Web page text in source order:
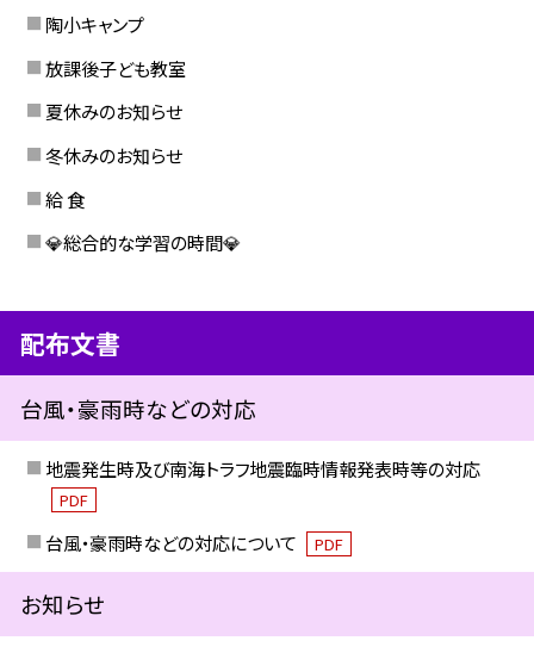
陶小キャンプ
放課後子ども教室
夏休みのお知らせ
冬休みのお知らせ
給 食
💎総合的な学習の時間💎
配布文書
台風・豪雨時などの対応
地震発生時及び南海トラフ地震臨時情報発表時等の対応
PDF
台風・豪雨時などの対応について PDF
お知らせ